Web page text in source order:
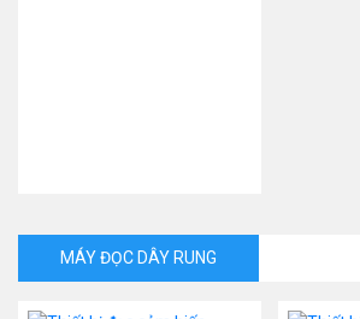
MÁY ĐỌC DÂY RUNG